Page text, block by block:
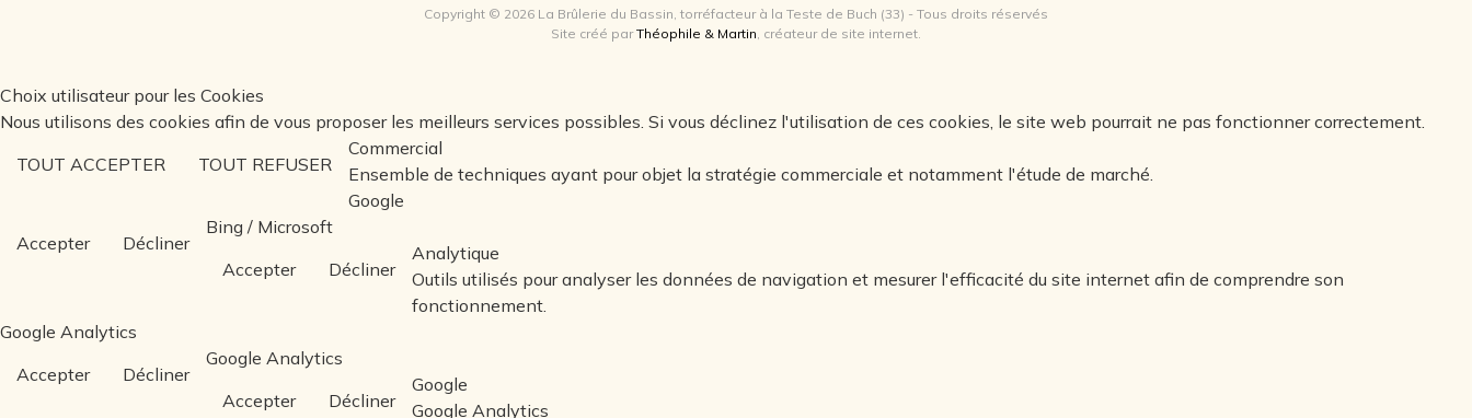
Copyright © 2026 La Brûlerie du Bassin, torréfacteur à la Teste de Buch (33) - Tous droits réservés
Site créé parThéophile & Martin , créateur de site internet.
Choix utilisateur pour les Cookies
Nous utilisons des cookies afin de vous proposer les meilleurs services possibles. Si vous déclinez l'utilisation de ces cookies, le site web pourrait ne pas fonctionner correctement.
TOUT ACCEPTER
TOUT REFUSER
Commercial
Ensemble de techniques ayant pour objet la stratégie commerciale et notamment l'étude de marché.
Google
Accepter
Décliner
Bing / Microsoft
Accepter
Décliner
Analytique
Outils utilisés pour analyser les données de navigation et mesurer l'efficacité du site internet afin de comprendre son
fonctionnement.
Google Analytics
Accepter
Décliner
Google Analytics
Accepter
Décliner
Google
Google Analytics